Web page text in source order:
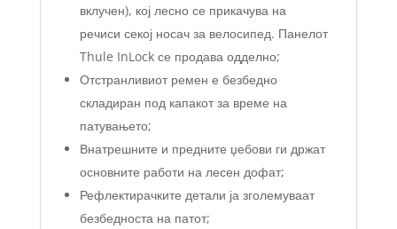
вклучен), кој лесно се прикачува на
речиси секој носач за велосипед. Панелот
Thule InLock се продава одделно;
Отстранливиот ремен е безбедно
складиран под капакот за време на
патувањето;
Внатрешните и предните џебови ги држат
основните работи на лесен дофат;
Рефлектирачките детали ја зголемуваат
безбедноста на патот;